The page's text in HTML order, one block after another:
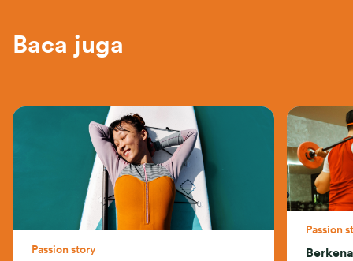
Baca juga
Passion story
Passion